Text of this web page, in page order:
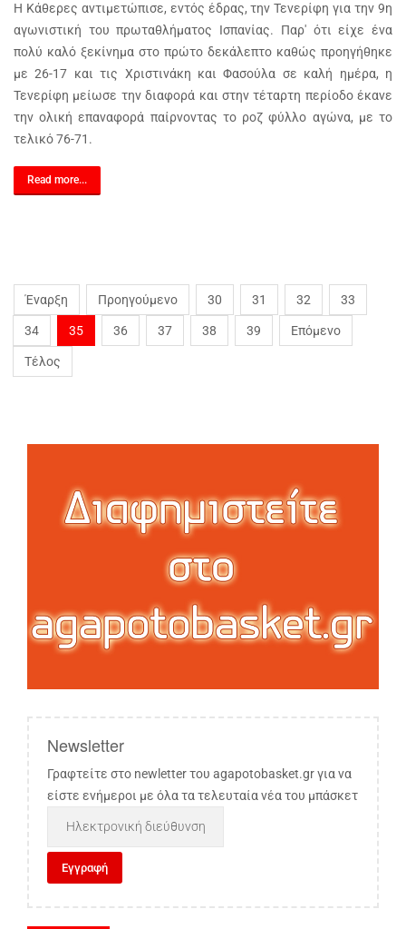
Η Κάθερες αντιμετώπισε, εντός έδρας, την Τενερίφη για την 9η
αγωνιστική του πρωταθλήματος Ισπανίας. Παρ' ότι είχε ένα
πολύ καλό ξεκίνημα στο πρώτο δεκάλεπτο καθώς προηγήθηκε
με 26-17 και τις Χριστινάκη και Φασούλα σε καλή ημέρα, η
Τενερίφη μείωσε την διαφορά και στην τέταρτη περίοδο έκανε
την ολική επαναφορά παίρνοντας το ροζ φύλλο αγώνα, με το
τελικό 76-71.
Read more...
Έναρξη Προηγούμενο 30 31 32 33
34 35 36 37 38 39 Επόμενο
Τέλος
Newsletter
Γραφτείτε στο newletter του agapotobasket.gr για να
είστε ενήμεροι με όλα τα τελευταία νέα του μπάσκετ